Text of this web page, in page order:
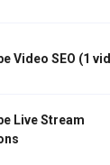
Video SEO (1
Live Stream